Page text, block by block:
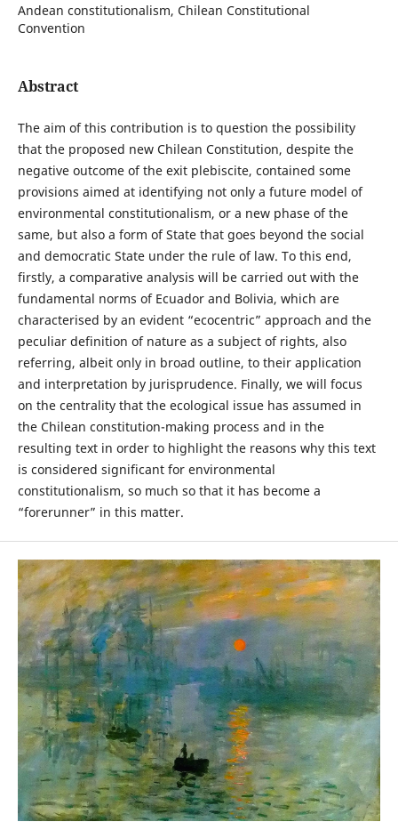
Andean constitutionalism, Chilean Constitutional
Convention
Abstract
The aim of this contribution is to question the possibility
that the proposed new Chilean Constitution, despite the
negative outcome of the exit plebiscite, contained some
provisions aimed at identifying not only a future model of
environmental constitutionalism, or a new phase of the
same, but also a form of State that goes beyond the social
and democratic State under the rule of law. To this end,
firstly, a comparative analysis will be carried out with the
fundamental norms of Ecuador and Bolivia, which are
characterised by an evident “ecocentric” approach and the
peculiar definition of nature as a subject of rights, also
referring, albeit only in broad outline, to their application
and interpretation by jurisprudence. Finally, we will focus
on the centrality that the ecological issue has assumed in
the Chilean constitution-making process and in the
resulting text in order to highlight the reasons why this text
is considered significant for environmental
constitutionalism, so much so that it has become a
“forerunner” in this matter.